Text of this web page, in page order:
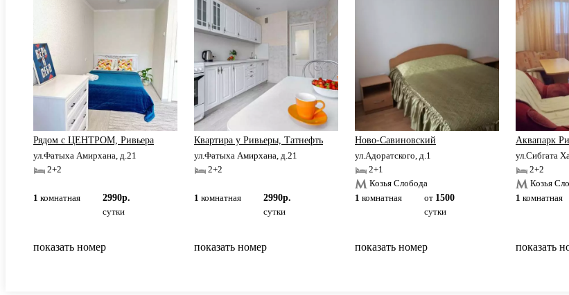
Рядом с ЦЕНТРОМ, Ривьера
ул.Фатыха Амирхана, д.21
2+2
1 комнатная
2990р.
сутки
показать номер
Квартира у Ривьеры, Татнефть
ул.Фатыха Амирхана, д.21
2+2
1 комнатная
2990р.
сутки
показать номер
Ново-Савиновский
ул.Адоратского, д.1
2+1
Козья Слобода
1 комнатная от 1500
сутки
показать номер
Аквапарк
ул.Сибгата
2+2
Козья
1 комнатная
показать